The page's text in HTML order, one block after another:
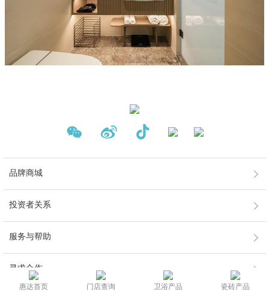
品牌商城
投资者关系
服务与帮助
寻求合作
惠达首页 门店查询 卫浴产品 瓷砖产品